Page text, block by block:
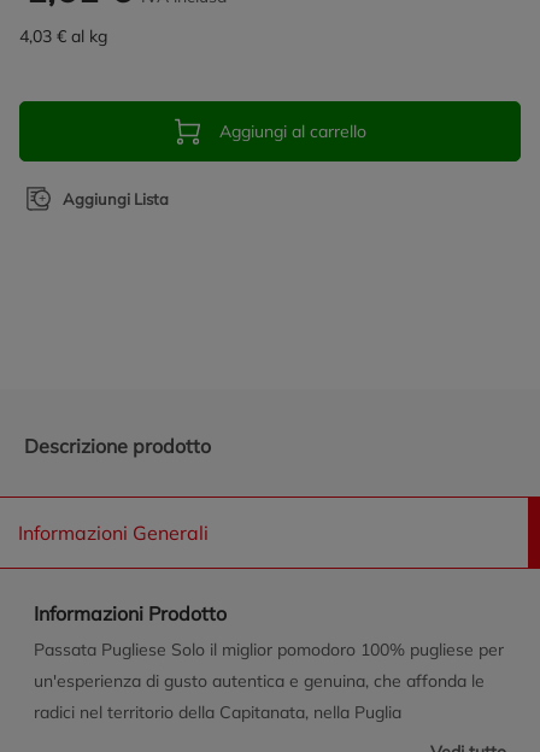
4,03 € al kg
Aggiungi al carrello
Aggiungi Lista
Descrizione prodotto
Informazioni Generali
Informazioni Prodotto
Passata Pugliese Solo il miglior pomodoro 100% pugliese per
un'esperienza di gusto autentica e genuina, che affonda le
radici nel territorio della Capitanata, nella Puglia
settentrionale. La Vigorosa Nell'area della Capitanata, i